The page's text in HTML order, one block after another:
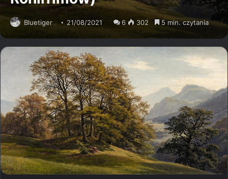
Bluetiger 21/08/2021 6 302 5 min. czytania